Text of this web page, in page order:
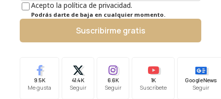
Acepto la política de privacidad.
Podrás darte de baja en cualquier momento.
Suscribirme gratis
9.5K
Me gusta
41.4K
Seguir
6.6K
Seguir
1K
Suscríbete
Google News
Seguir